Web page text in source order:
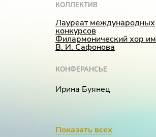
КОЛЛЕКТИВ
Лауреат международных
конкурсов
Филармонический хор
В. И. Сафонова
КОНФЕРАНСЬЕ
Ирина Буянец
Показать всех